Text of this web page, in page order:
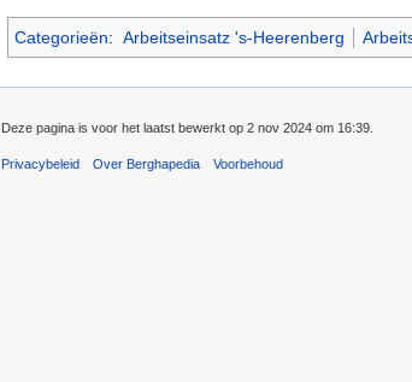
Categorieën: Arbeitseinsatz 's-Heerenberg
Deze pagina is voor het laatst bewerkt op 2 nov 2024 om 16:39.
Privacybeleid Over Berghapedia Voorbehoud